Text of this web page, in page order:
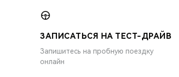
ЗАПИСАТЬСЯ НА ТЕСТ-ДРАЙВ
Запишитесь на пробную поездку
онлайн